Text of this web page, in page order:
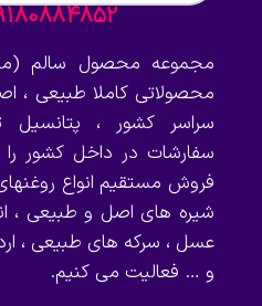
09180884852
مجموعه محصول سالم
محصولاتی کاملا طبیعی ،
سراسر کشور ، پتانسیل
سفارشات در داخل کشور را
فروش مستقیم انواع
شیره های اصل و طبیعی ،
عسل ، سرکه های طبیعی ،
و … فعالیت می کنیم.